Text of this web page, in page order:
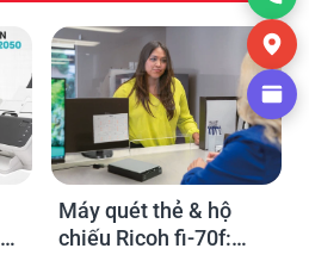
Máy quét thẻ & hộ
chiếu Ricoh fi-70f: